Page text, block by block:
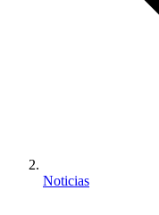
Noticias